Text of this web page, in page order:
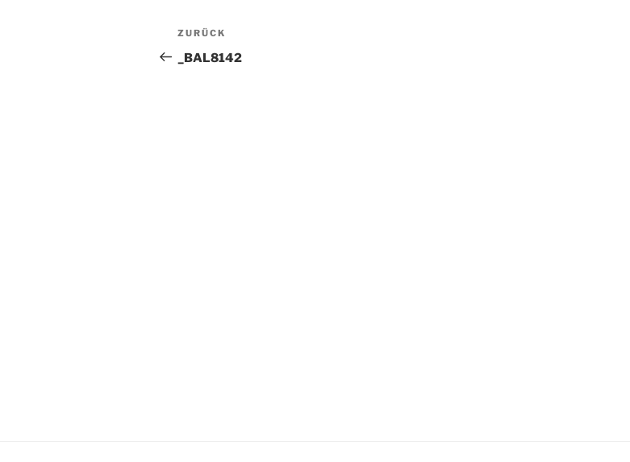
Beitragsnavigation
Vorheriger
Beitrag
ZURÜCK
_BAL8142